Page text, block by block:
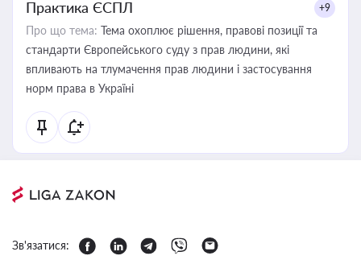
Практика ЄСПЛ +9
Про що тема: Тема охоплює рішення, правові позиції та
стандарти Європейського суду з прав людини, які
впливають на тлумачення прав людини і застосування
норм права в Україні
Зв'язатися: